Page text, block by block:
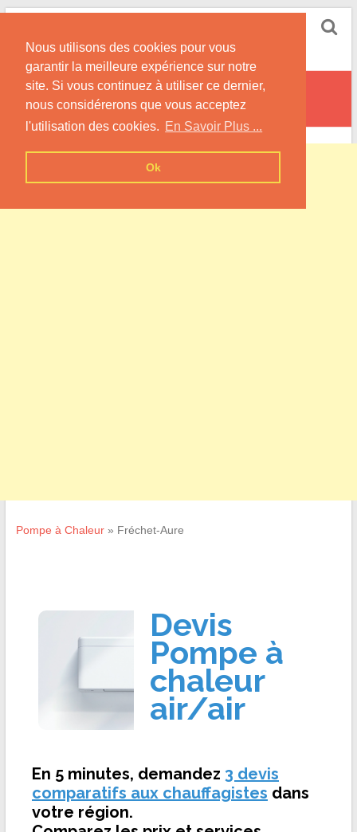
Nous utilisons des cookies pour vous
garantir la meilleure expérience sur notre
site. Si vous continuez à utiliser ce dernier,
nous considérerons que vous acceptez
l'utilisation des cookies. En Savoir Plus ...
Ok
Skip
content
Informations sur les Pompes à Chaleur
Fréchet-Aure
Pompe à Chaleur» Fréchet-Aure